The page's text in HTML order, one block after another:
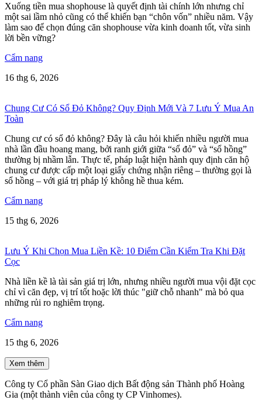
Xuống tiền mua shophouse là quyết định tài chính lớn nhưng chỉ
một sai lầm nhỏ cũng có thể khiến bạn “chôn vốn” nhiều năm. Vậy
làm sao để chọn đúng căn shophouse vừa kinh doanh tốt, vừa sinh
lời bền vững?
Cẩm nang
16 thg 6, 2026
Chung Cư Có Sổ Đỏ Không? Quy Định Mới Và 7 Lưu Ý Mua An
Toàn
Chung cư có sổ đỏ không? Đây là câu hỏi khiến nhiều người mua
nhà lần đầu hoang mang, bởi ranh giới giữa “sổ đỏ” và “sổ hồng”
thường bị nhầm lẫn. Thực tế, pháp luật hiện hành quy định căn hộ
chung cư được cấp một loại giấy chứng nhận riêng – thường gọi là
sổ hồng – với giá trị pháp lý không hề thua kém.
Cẩm nang
15 thg 6, 2026
Lưu Ý Khi Chọn Mua Liền Kề: 10 Điểm Cần Kiểm Tra Khi Đặt
Cọc
Nhà liền kề là tài sản giá trị lớn, nhưng nhiều người mua vội đặt cọc
chỉ vì căn đẹp, vị trí tốt hoặc lời thúc "giữ chỗ nhanh" mà bỏ qua
những rủi ro nghiêm trọng.
Cẩm nang
15 thg 6, 2026
Xem thêm
Công ty Cổ phần Sàn Giao dịch Bất động sản Thành phố Hoàng
Gia (một thành viên của công ty CP Vinhomes).